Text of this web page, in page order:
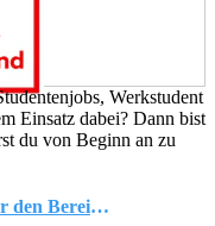
Werkstudent
Einsatz dabei? Dann bist
du von Beginn an zu
Studentische Aushilfe (m/w/d) für den Bereich Lebens- und Berufsunfähigkeitsversicherungen